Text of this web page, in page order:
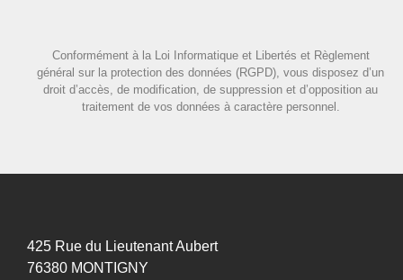
Conformément à la Loi Informatique et Libertés et Règlement
général sur la protection des données (RGPD), vous disposez d’un
droit d’accès, de modification, de suppression et d’opposition au
traitement de vos données à caractère personnel.
425 Rue du Lieutenant Aubert
76380 MONTIGNY